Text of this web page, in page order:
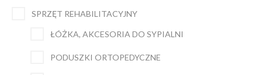
SPRZĘT REHABILITACYJNY
ŁÓŻKA, AKCESORIA DO SYPIALNI
PODUSZKI ORTOPEDYCZNE